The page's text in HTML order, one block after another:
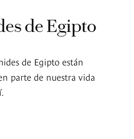
de Egipto
de Egipto están
parte de nuestra vida